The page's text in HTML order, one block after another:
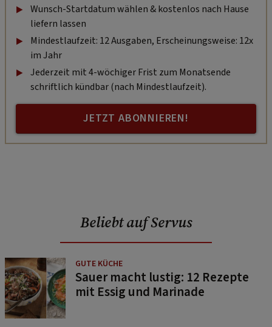
Wunsch-Startdatum wählen & kostenlos nach Hause
liefern lassen
Mindestlaufzeit: 12 Ausgaben, Erscheinungsweise: 12x
im Jahr
Jederzeit mit 4-wöchiger Frist zum Monatsende
schriftlich kündbar (nach Mindestlaufzeit).
JETZT ABONNIEREN!
Beliebt auf Servus
GUTE KÜCHE
Sauer macht lustig: 12 Rezepte
mit Essig und Marinade